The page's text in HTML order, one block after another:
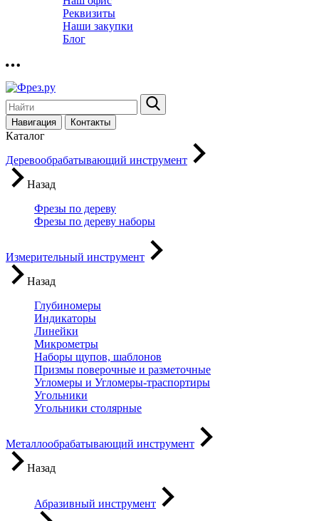
Реквизиты
Наши закупки
Блог
Навигация Контакты
Каталог
Деревообрабатывающий инструмент
Назад
Фрезы по дереву
Фрезы по дереву наборы
Измерительный инструмент
Назад
Глубиномеры
Индикаторы
Линейки
Микрометры
Наборы щупов, шаблонов
Призмы поверочные и разметочные
Угломеры и Угломеры-траспортиры
Угольники
Угольники столярные
Металлообрабатывающий инструмент
Назад
Абразивный инструмент